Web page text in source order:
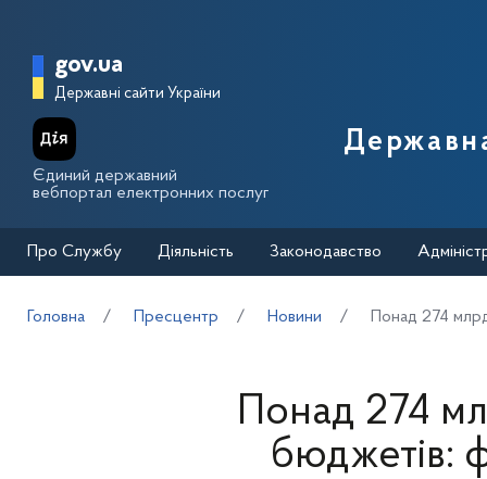
Головна сторінка Державної
gov.ua
Державні сайти України
Єдиний державний
вебпортал електронних послуг
Про Службу Діяльність Законодавство
Головна Пресцентр Новини Понад 274
Понад 274
бюджетів: